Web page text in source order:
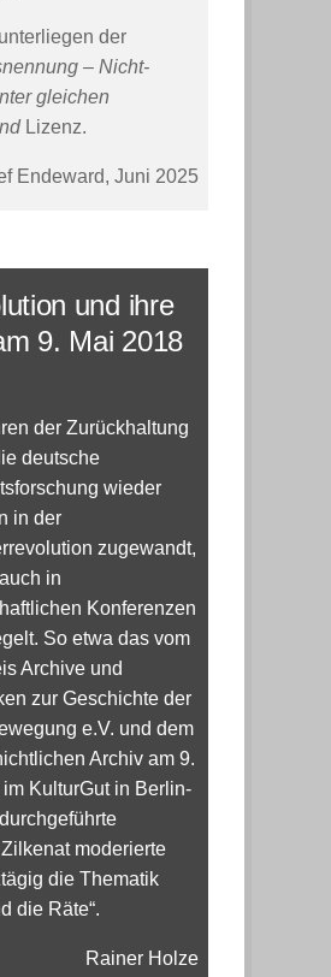
der
– Nicht-
gleichen
Lizenz.
Endeward, Juni 2025
und ihre
9. Mai 2018
der Zurückhaltung
deutsche
wieder
in der
zugewandt,
in
Konferenzen
So etwa das vom
Archive und
zur Geschichte der
e.V. und dem
Archiv am 9.
im KulturGut in Berlin-
moderierte
die Thematik
die Räte“.
Rainer Holze